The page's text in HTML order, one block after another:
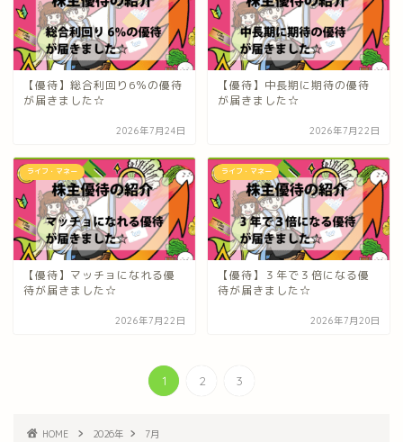
【優待】総合利回り6％の優待
が届きました☆
2026年7月24日
【優待】中長期に期待の優待
が届きました☆
2026年7月22日
ライフ・マネー
【優待】マッチョになれる優
待が届きました☆
2026年7月22日
ライフ・マネー
【優待】３年で３倍になる優
待が届きました☆
2026年7月20日
1 2 3
HOME 2026年 7月